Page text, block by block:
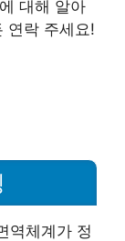
대해 알아
연락 주세요!
역체계가 정